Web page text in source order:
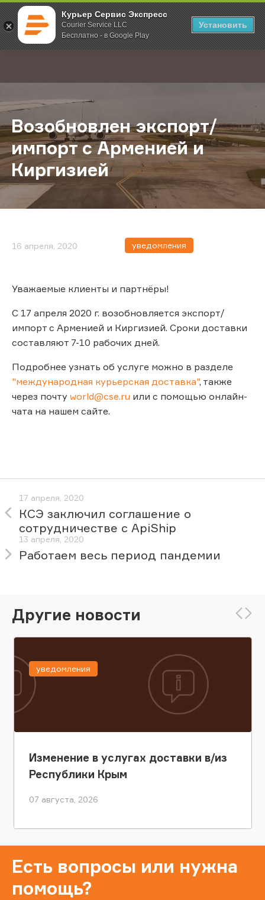
Курьер Сервис Экспресс
Courier Service LLC
Бесплатно - в Google Play
Установить
; Главная О компании Новости Возобновлен экспорт/импорт с
Возобновлен экспорт/
импорт с Арменией и
Киргизией
16 апреля, 2020 уведомления
Уважаемые клиенты и партнёры!
С 17 апреля 2020 г. возобновляется экспорт/
импорт с Арменией и Киргизией. Сроки доставки
составляют 7-10 рабочих дней.
Подробнее узнать об услуге можно в разделе
"международная курьерская доставка", также
через почту world@cse.ru или с помощью онлайн-
чата на нашем сайте.
17 апреля, 2020
КСЭ заключил соглашение о
сотрудничестве с ApiShip
13 апреля, 2020
Работаем весь период пандемии
Другие новости
Изменение в услугах доставки в/из
Республики Крым
07 августа, 2026
уведомления
Есть вопросы или нужна
помощь?